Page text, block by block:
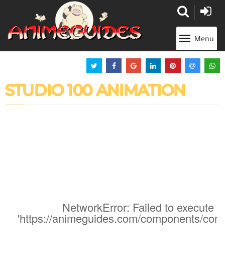
Menu
STUDIO 100 ANIMATION
NetworkError: Failed to execute
'https://animeguides.com/components/
Panneau de gestion des cookies